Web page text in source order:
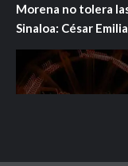
Morena no tolera
Sinaloa: César